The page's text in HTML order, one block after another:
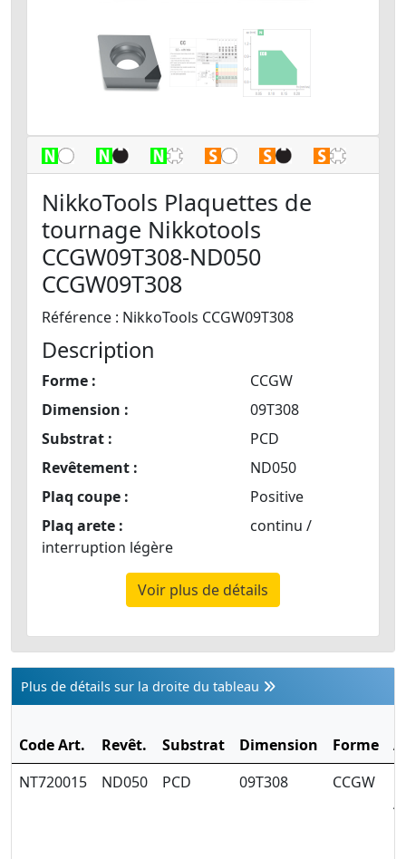
NikkoTools Plaquettes de
tournage Nikkotools
CCGW09T308-ND050
CCGW09T308
Référence : NikkoTools CCGW09T308
Description
Forme :
CCGW
Dimension :
09T308
Substrat :
PCD
Revêtement :
ND050
Plaq coupe :
Positive
Plaq arete :
continu /
interruption légère
Voir plus de détails
Plus de détails sur la droite du tableau
Code Art. Revêt. Substrat Dimension Forme
NT720015
ND050 PCD 09T308 CCGW